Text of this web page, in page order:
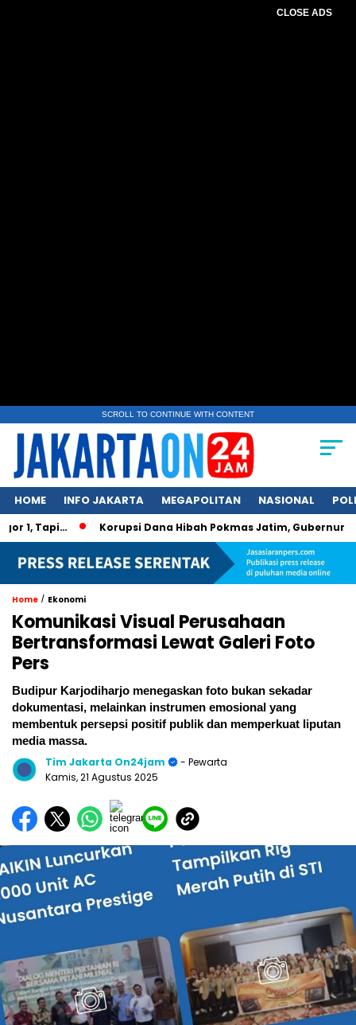
CLOSE ADS
SCROLL TO CONTINUE WITH CONTENT
HOME INFO JAKARTA MEGAPOLITAN NASIONAL
Korupsi Dana Hibah Pokmas Jatim, Gubernur Khofifah
Home / Ekonomi
Komunikasi Visual Perusahaan
Bertransformasi Lewat Galeri Foto
Pers
Budipur Karjodiharjo menegaskan foto bukan sekadar
dokumentasi, melainkan instrumen emosional yang
membentuk persepsi positif publik dan memperkuat liputan
media massa.
Tim Jakarta On24jam
- Pewarta
Kamis, 21 Agustus 2025